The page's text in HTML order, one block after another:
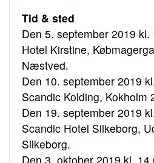
Tid & sted
Den 5. september 2019
Hotel Kirstine,
Næstved.
Den 10. september 2019
Scandic Kolding, Kokholm
Den 19. september 2019
Scandic Hotel Silkeborg,
Silkeborg.
Den 3. oktober 2019 kl.